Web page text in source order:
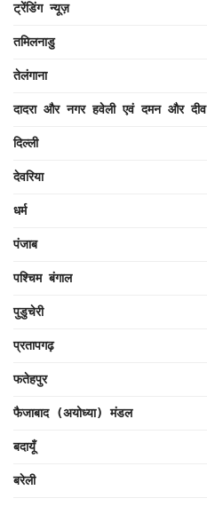
ट्रेंडिंग न्यूज़
तमिलनाडु
तेलंगाना
दादरा और नगर हवेली एवं दमन और दीव
दिल्ली
देवरिया
धर्म
पंजाब
पश्चिम बंगाल
पुडुचेरी
प्रतापगढ़
फतेहपुर
फैजाबाद (अयोध्या) मंडल
बदायूँ
बरेली